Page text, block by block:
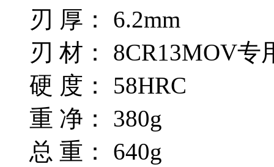
刃 厚： 6.2mm
刃 材： 8CR13MOV专
硬 度： 58HRC
重 净： 380g
总 重： 640g